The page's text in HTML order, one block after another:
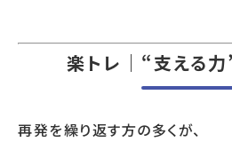
楽トレ｜“支える
再発を繰り返す方の多くが、